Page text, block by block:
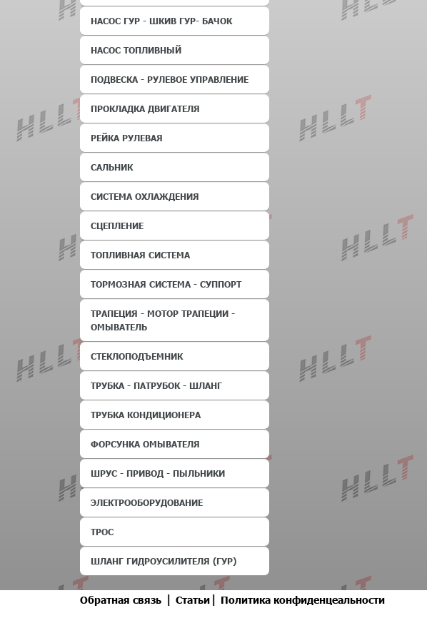
НАСОС ГУР - ШКИВ ГУР- БАЧОК
НАСОС ТОПЛИВНЫЙ
ПОДВЕСКА - РУЛЕВОЕ УПРАВЛЕНИЕ
ПРОКЛАДКА ДВИГАТЕЛЯ
РЕЙКА РУЛЕВАЯ
САЛЬНИК
СИСТЕМА ОХЛАЖДЕНИЯ
СЦЕПЛЕНИЕ
ТОПЛИВНАЯ СИСТЕМА
ТОРМОЗНАЯ СИСТЕМА - СУППОРТ
ТРАПЕЦИЯ - МОТОР ТРАПЕЦИИ -
ОМЫВАТЕЛЬ
СТЕКЛОПОДЪЕМНИК
ТРУБКА - ПАТРУБОК - ШЛАНГ
ТРУБКА КОНДИЦИОНЕРА
ФОРСУНКА ОМЫВАТЕЛЯ
ШРУС - ПРИВОД - ПЫЛЬНИКИ
ЭЛЕКТРООБОРУДОВАНИЕ
ТРОС
ШЛАНГ ГИДРОУСИЛИТЕЛЯ (ГУР)
Обратная связь | Статьи | Политика конфиденцеальности